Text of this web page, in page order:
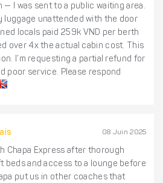
I was sent to a public waiting area.
luggage unattended with the door
locals paid 259k VND per berth
over 4x the actual cabin cost. This
I’m requesting a partial refund for
poor service. Please respond
08 Juin 2025
Chapa Express after thorough
beds and access to a lounge before
put us in other coaches that